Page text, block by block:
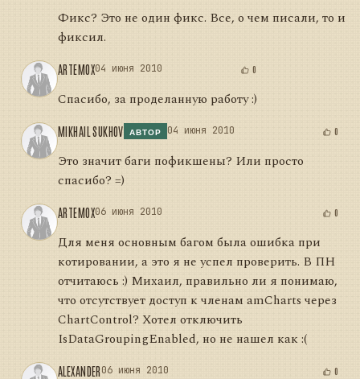
Фикс? Это не один фикс. Все, о чем писали, то и
фиксил.
ARTEMOX04 июня 2010 0
Спасибо, за проделанную работу :)
MIKHAIL SUKHOV АВТОР 04 июня 2010 0
Это значит баги пофикшены? Или просто
спасибо? =)
ARTEMOX06 июня 2010 0
Для меня основным багом была ошибка при
котировании, а это я не успел проверить. В ПН
отчитаюсь :) Михаил, правильно ли я понимаю,
что отсутствует доступ к членам amCharts через
ChartControl? Хотел отключить
IsDataGroupingEnabled, но не нашел как :(
ALEXANDER06 июня 2010 0